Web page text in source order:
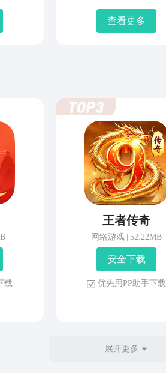
查看更多
载
王者传奇
网络游戏 52.22MB
安 全 下 载
优 先 用 P P 助 手 下 载
展开更多